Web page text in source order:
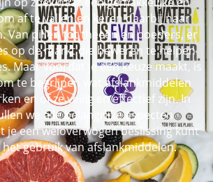
af te vallen en keren daarbij naar
Van pillen tot theeën en poeders, er
op de markt die beweren te helpen
Maar voordat je een keuze maakt, is
te begrijpen wat afslankmiddelen
en of ze veilig en effectief zijn. In
we alle belangrijke aspecten
je een weloverwogen beslissing kunt
gebruik van afslankmiddelen.